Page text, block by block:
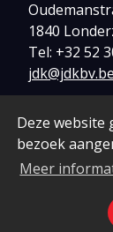
Deze website
bezoek
Meer
1840
Tel: +32 52
jdk@jdkbv.be